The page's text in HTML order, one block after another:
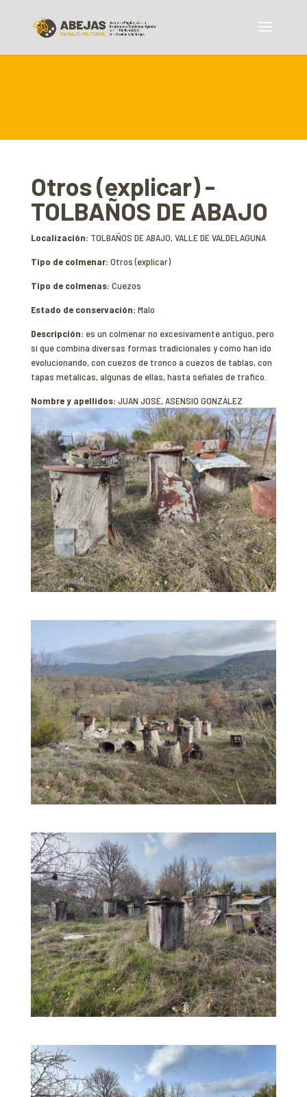
Otros (explicar) -
TOLBAÑOS DE ABAJO
Localización: TOLBAÑOS DE ABAJO, VALLE DE VALDELAGUNA
Tipo de colmenar: Otros (explicar)
Tipo de colmenas: Cuezos
Estado de conservación: Malo
Descripción: es un colmenar no excesivamente antiguo, pero
si que combina diversas formas tradicionales y como han ido
evolucionando, con cuezos de tronco a cuezos de tablas, con
tapas metalicas, algunas de ellas, hasta señales de trafico.
Nombre y apellidos: JUAN JOSÉ, ASENSIO GONZÁLEZ